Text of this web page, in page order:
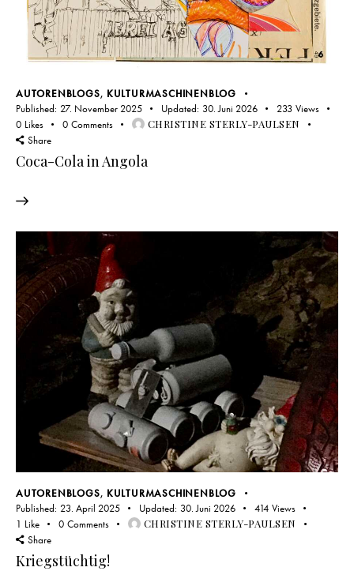
AUTORENBLOGS, KULTURMASCHINENBLOG
Published: 27. November 2025 Updated: 30. Juni 2026 233 Views
0 Likes 0 Comments
CHRISTINE STERLY-PAULSEN
Share
Coca-Cola in Angola
AUTORENBLOGS, KULTURMASCHINENBLOG
Published: 23. April 2025 Updated: 30. Juni 2026 414 Views
1 Like 0 Comments
CHRISTINE STERLY-PAULSEN
Share
Kriegstüchtig!